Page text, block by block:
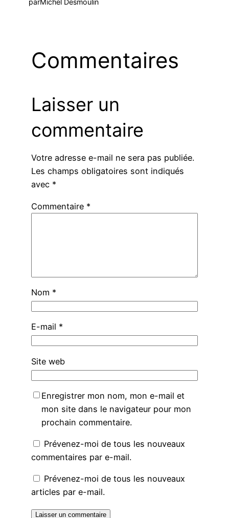
parMichel Desmoulin
Commentaires
Laisser un
commentaire
Votre adresse e-mail ne sera pas publiée.
Les champs obligatoires sont indiqués
avec *
Commentaire *
Nom *
E-mail *
Site web
Enregistrer mon nom, mon e-mail et
mon site dans le navigateur pour mon
prochain commentaire.
Prévenez-moi de tous les nouveaux
commentaires par e-mail.
Prévenez-moi de tous les nouveaux
articles par e-mail.